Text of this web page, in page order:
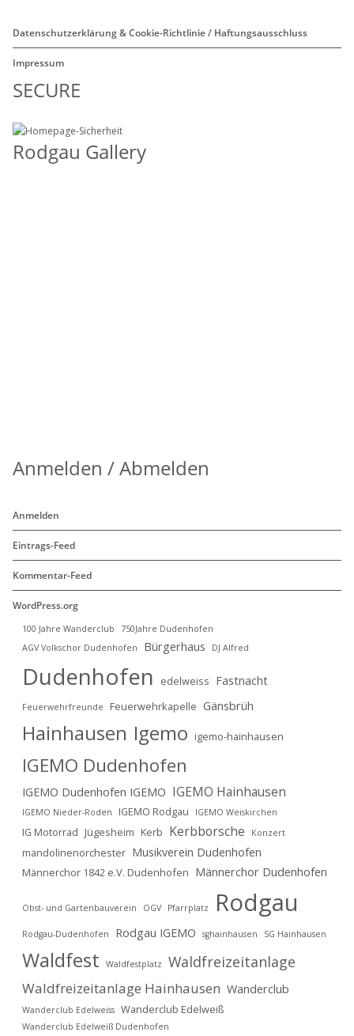
Datenschutzerklärung & Cookie-Richtlinie / Haftungsausschluss
Impressum
SECURE
Rodgau Gallery
Anmelden / Abmelden
Anmelden
Eintrags-Feed
Kommentar-Feed
WordPress.org
100 Jahre Wanderclub
750Jahre Dudenhofen
AGV Volkschor Dudenhofen
Bürgerhaus DJ Alfred
Dudenhofen edelweiss Fastnacht
Feuerwehrfreunde Feuerwehrkapelle Gänsbrüh
Hainhausen Igemo igemo-hainhausen
IGEMO Dudenhofen
IGEMO Dudenhofen IGEMO IGEMO Hainhausen
IGEMO Nieder-Roden IGEMO Rodgau IGEMO Weiskirchen
IG Motorrad Jügesheim Kerb Kerbborsche Konzert
mandolinenorchester Musikverein Dudenhofen
Männerchor 1842 e.V. Dudenhofen Männerchor Dudenhofen
Obst- und Gartenbauverein OGV Pfarrplatz Rodgau
Rodgau-Dudenhofen Rodgau IGEMO sghainhausen SG Hainhausen
Waldfest Waldfestplatz Waldfreizeitanlage
Waldfreizeitanlage Hainhausen Wanderclub
Wanderclub Edelweiss Wanderclub Edelweiß
Wanderclub Edelweiß Dudenhofen